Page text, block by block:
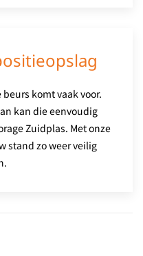
komt vaak voor.
kan die eenvoudig
Zuidplas. Met onze
stand zo weer veilig